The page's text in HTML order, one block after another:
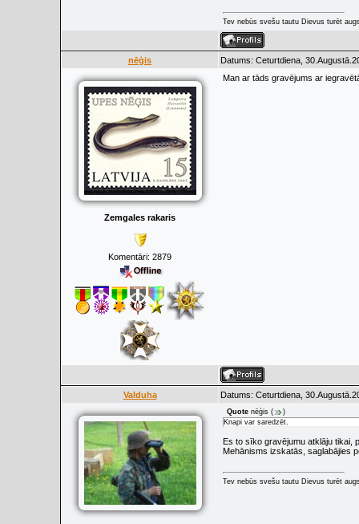
Tev nebūs svešu tautu Dievus turēt
nēģis Datums: Ceturtdiena,
Zemgales rakaris
Komentāri: 2879
Man ar tāds gravējums ar
Valduha Datums: Ceturtdiena,
Quote nēģis (
)
Knapi var saredzēt.
Es to sīko gravējumu atklāju tikai,
Mehānisms izskatās, saglabājies
Tev nebūs svešu tautu Dievus turēt